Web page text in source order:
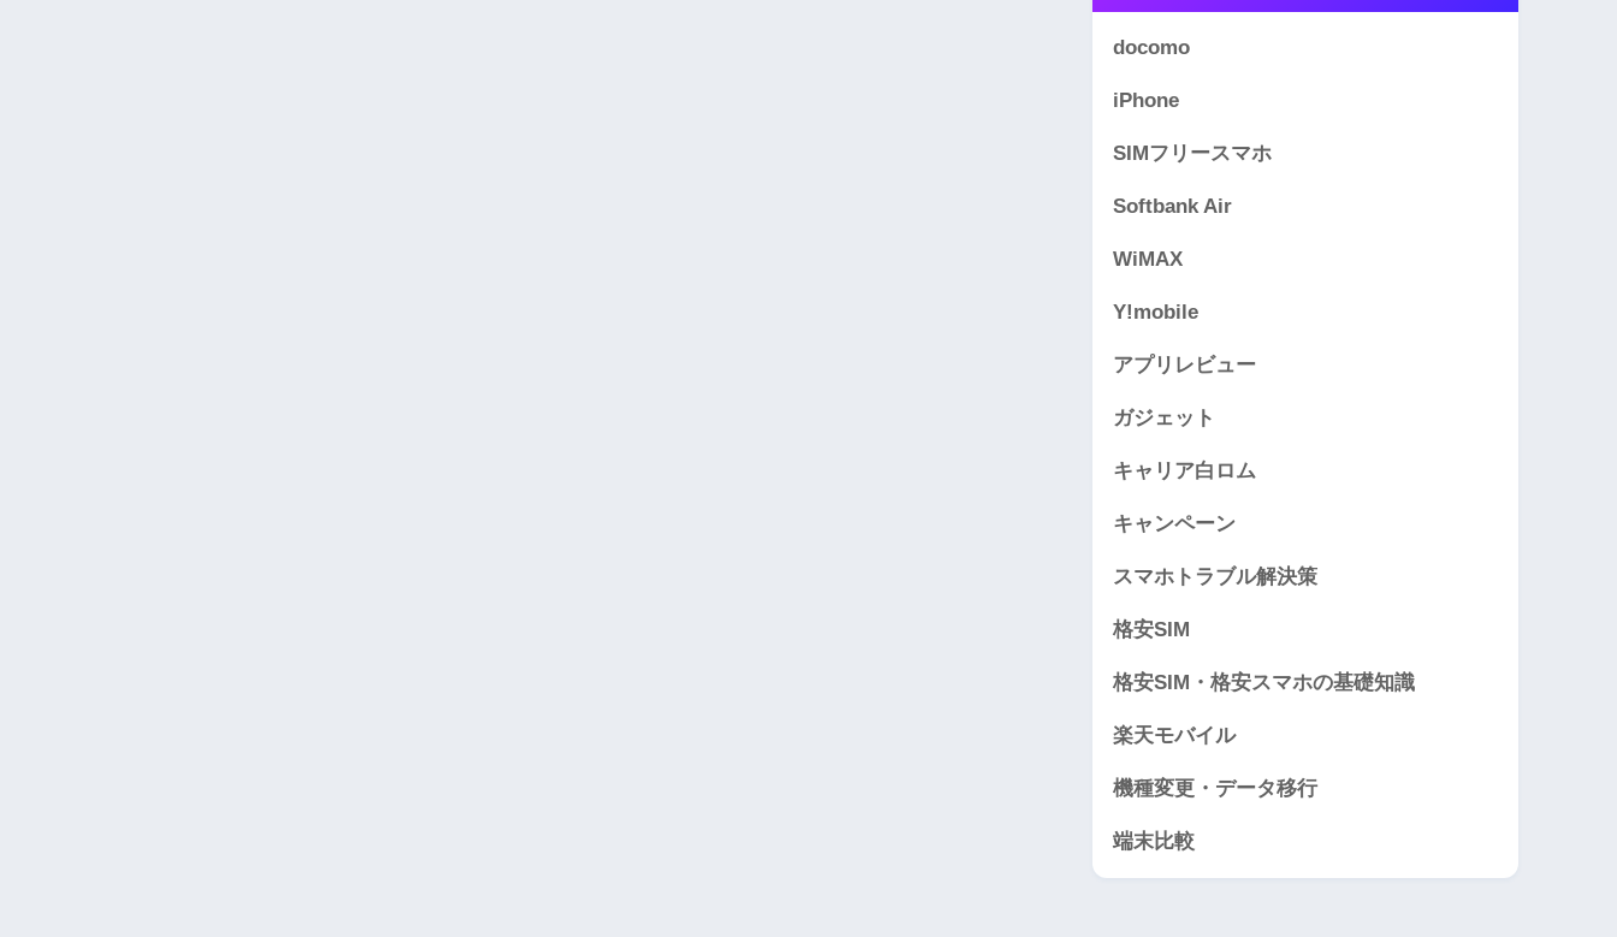
docomo
iPhone
SIMフリースマホ
Softbank Air
WiMAX
Y!mobile
アプリレビュー
ガジェット
キャリア白ロム
キャンペーン
スマホトラブル解決策
格安SIM
格安SIM・格安スマホの基礎知識
楽天モバイル
機種変更・データ移行
端末比較